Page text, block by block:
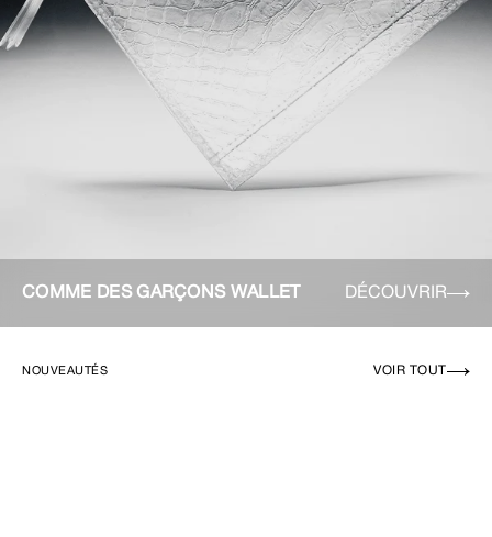
COMME DES GARÇONS WALLET DÉCOUVRIR
NOUVEAUTÉS VOIR TOUT